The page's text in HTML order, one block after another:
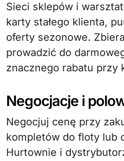
Sieci sklepów i
karty stałego klienta,
oferty sezonowe.
prowadzić do
znacznego rabatu przy
Negocjacje i
Negocjuj cenę przy
kompletów do floty lub
Hurtownie i